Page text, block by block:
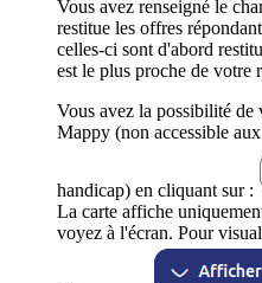
Vous avez renseigné le
restitue les offres
celles-ci sont d'abord
est le plus proche de votre
Vous avez la possibilité
Mappy (non accessible
handicap) en cliquant sur :
La carte affiche
voyez à l'écran. Pour